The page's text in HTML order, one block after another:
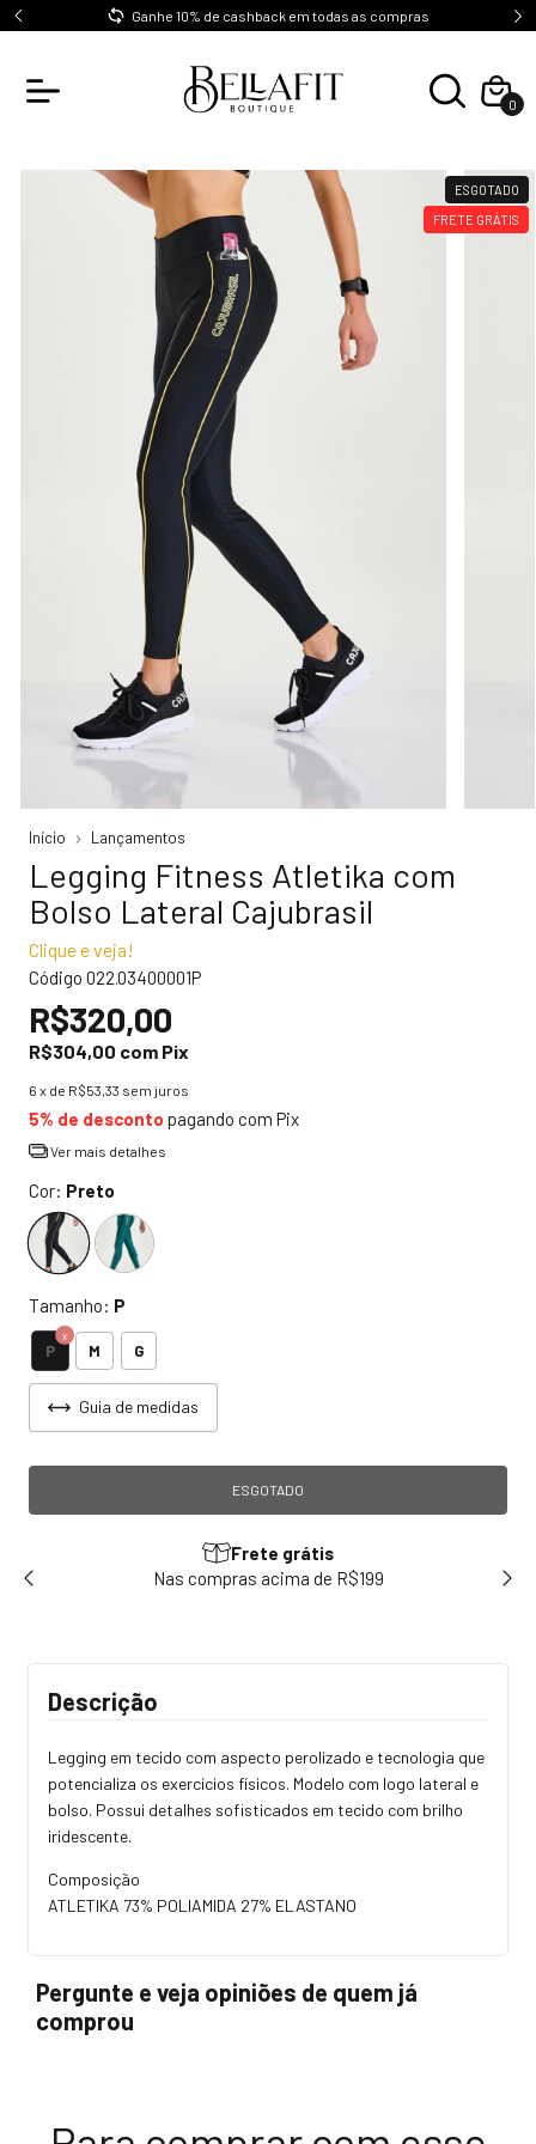
Ganhe 10% de cashback em todas as compras
0
ESGOTADO
FRETE GRÁTIS
Início Lançamentos
Legging Fitness Atletika com
Bolso Lateral Cajubrasil
Clique e veja!
Código 022.03400001P
R$320,00
R$304,00 com Pix
6 x de R$53,33 sem juros
5% de desconto pagando com Pix
Ver mais detalhes
Cor: Preto
Tamanho: P
P M G
Guia de medidas
Frete grátis
Nas compras acima de R$199
Descrição
Legging em tecido com aspecto perolizado e tecnologia que
potencializa os exercícios físicos. Modelo com logo lateral e
bolso. Possui detalhes sofisticados em tecido com brilho
iridescente.
Composição
ATLETIKA 73% POLIAMIDA 27% ELASTANO
Pergunte e veja opiniões de quem já
comprou